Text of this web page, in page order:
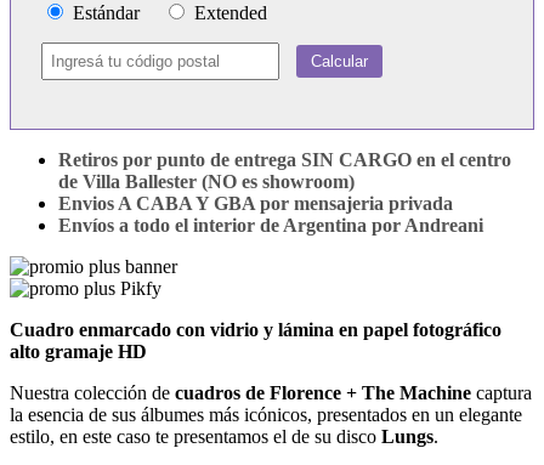
Estándar
Extended
Calcular
Retiros por punto de entrega SIN CARGO en el centro
de Villa Ballester (NO es showroom)
Envios A CABA Y GBA por mensajeria privada
Envíos a todo el interior de Argentina por Andreani
Cuadro enmarcado con vidrio y lámina en papel fotográfico
alto gramaje HD
Nuestra colección de cuadros de Florence + The Machine captura
la esencia de sus álbumes más icónicos, presentados en un elegante
estilo, en este caso te presentamos el de su disco Lungs.